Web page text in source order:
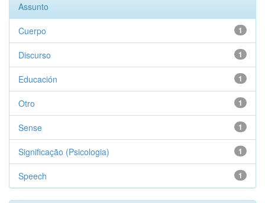
Assunto
1
Cuerpo
1
Discurso
1
Educación
1
Otro
1
Sense
1
Significação (Psicologia)
1
Speech